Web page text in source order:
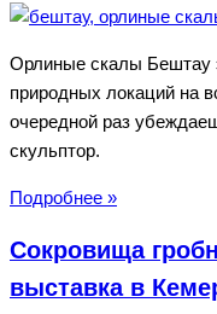
Орлиные скалы Бештау
природных локаций на
очередной раз
скульптор.
Подробнее »Орлиные
на
Бештау
Сокровища
выставка в